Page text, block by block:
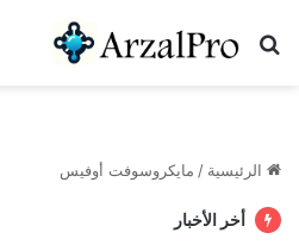
بحث عن
الرئيسية / مايكروسوفت أوفيس
أخر الأخبار